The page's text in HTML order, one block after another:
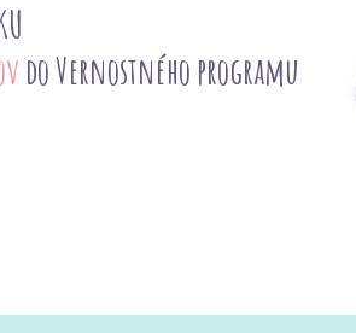
do Vernostného programu